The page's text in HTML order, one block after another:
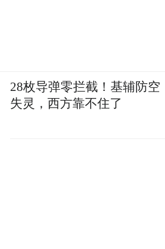
28枚导弹零拦截！基辅防空
失灵，西方靠不住了